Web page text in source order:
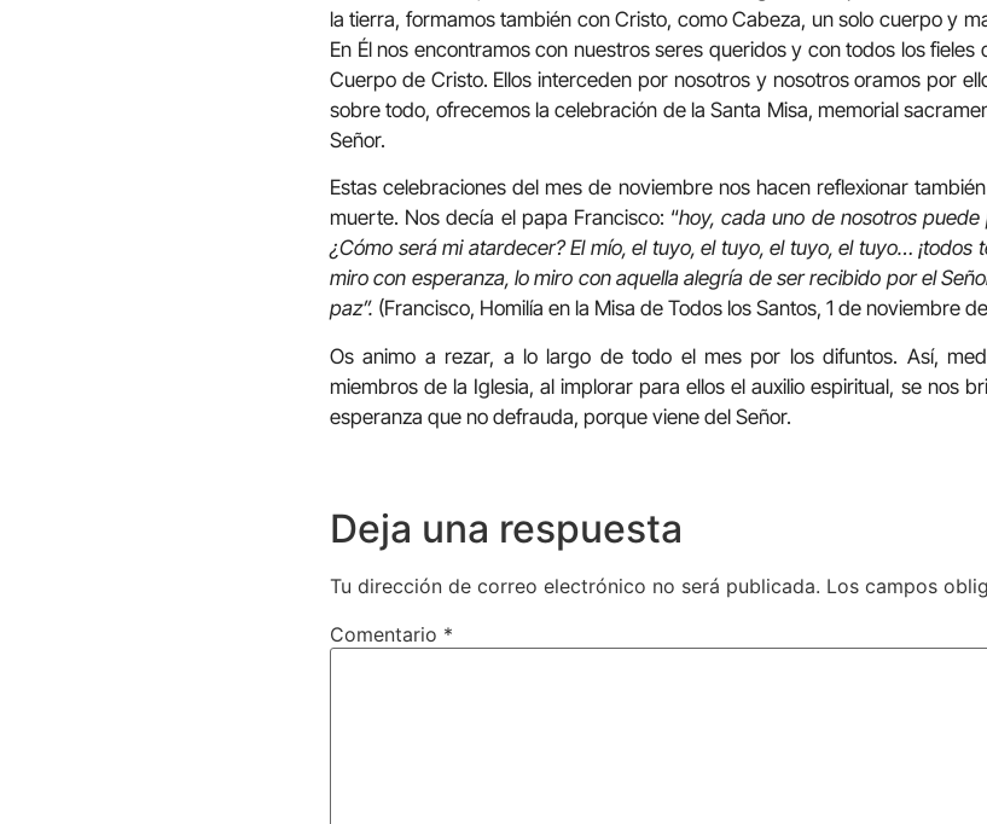
la tierra, formamos también con Cristo, como Cabeza, un solo cuerpo y
En Él nos encontramos con nuestros seres queridos y con todos los
Cuerpo de Cristo. Ellos interceden por nosotros y nosotros oramos por
sobre todo, ofrecemos la celebración de la Santa Misa, memorial
Señor.
Estas celebraciones del mes de noviembre nos hacen reflexionar
muerte. Nos decía el papa Francisco: “hoy, cada uno de nosotros
¿Cómo será mi atardecer? El mío, el tuyo, el tuyo, el tuyo, el tuyo…
miro con esperanza, lo miro con aquella alegría de ser recibido por el
paz”. (Francisco, Homilía en la Misa de Todos los Santos, 1 de noviembre
Os animo a rezar, a lo largo de todo el mes por los difuntos. Así,
miembros de la Iglesia, al implorar para ellos el auxilio espiritual, se nos
esperanza que no defrauda, porque viene del Señor.
Deja una respuesta
Tu dirección de correo electrónico no será publicada. Los campos
Comentario *